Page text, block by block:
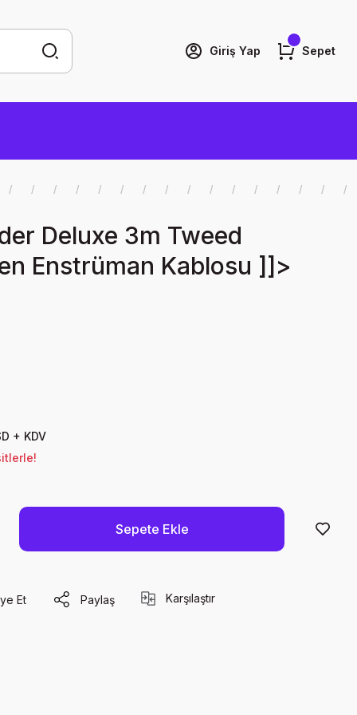
Giriş Yap Sepet
Deluxe 3m Tweed
Enstrüman Kablosu ]]>
+ KDV
Sepete Ekle
Et Paylaş Karşılaştır